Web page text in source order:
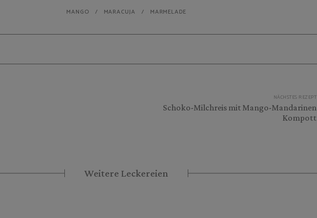
MANGO MARACUJA MARMELADE
NÄCHSTES REZEPT
Schoko-Milchreis mit Mango-Mandarinen
Kompott
Weitere Leckereien